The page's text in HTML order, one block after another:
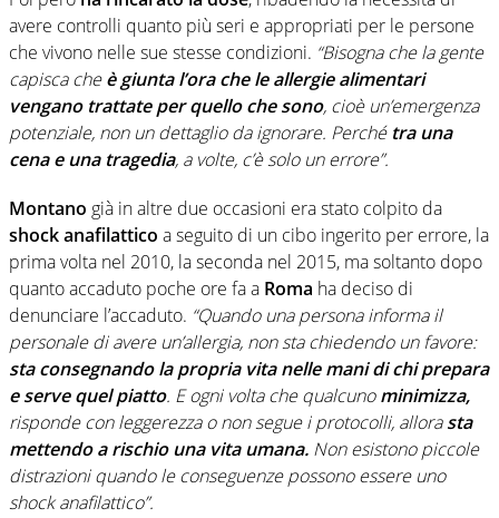
avere controlli quanto più seri e appropriati per le persone
che vivono nelle sue stesse condizioni. “Bisogna che la gente
capisca cheè giunta l’ora che le allergie alimentari
vengano trattate per quello che sono, cioè un’emergenza
potenziale, non un dettaglio da ignorare. Perché tra una
cena e una tragedia, a volte, c’è solo un errore”.
Montano già in altre due occasioni era stato colpito da
shock anafilattico a seguito di un cibo ingerito per errore, la
prima volta nel 2010, la seconda nel 2015, ma soltanto dopo
quanto accaduto poche ore fa a Roma ha deciso di
denunciare l’accaduto. “Quando una persona informa il
personale di avere un’allergia, non sta chiedendo un favore:
sta consegnando la propria vita nelle mani di chi prepara
e serve quel piatto. E ogni volta che qualcunominimizza,
risponde con leggerezza o non segue i protocolli, allorasta
mettendo a rischio una vita umana. Non esistono piccole
distrazioni quando le conseguenze possono essere uno
shock anafilattico”.